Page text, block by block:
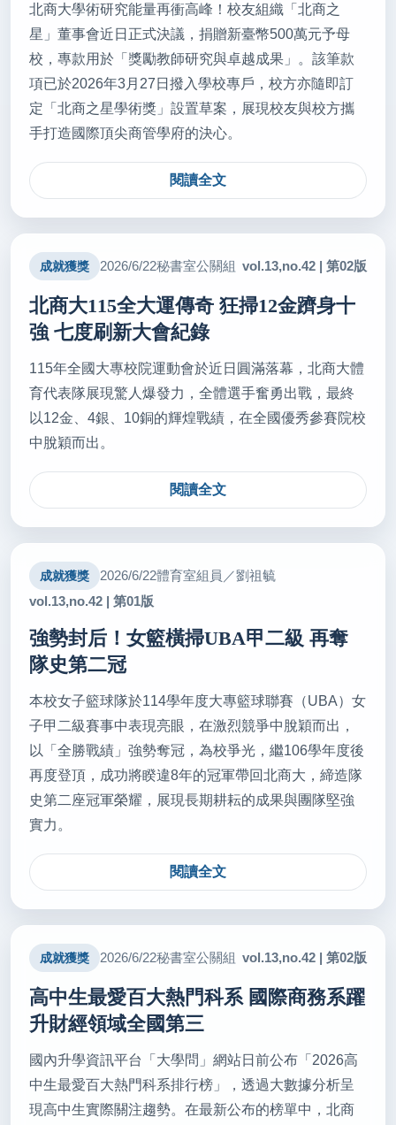
北商大學術研究能量再衝高峰！校友組織「北商之
星」董事會近日正式決議，捐贈新臺幣500萬元予母
校，專款用於「獎勵教師研究與卓越成果」。該筆款
項已於2026年3月27日撥入學校專戶，校方亦隨即訂
定「北商之星學術獎」設置草案，展現校友與校方攜
手打造國際頂尖商管學府的決心。
閱讀全文
成就獲獎 2026/6/22秘書室公關組 vol.13,no.42 | 第02版
北商大115全大運傳奇 狂掃12金躋身十
強 七度刷新大會紀錄
115年全國大專校院運動會於近日圓滿落幕，北商大體
育代表隊展現驚人爆發力，全體選手奮勇出戰，最終
以12金、4銀、10銅的輝煌戰績，在全國優秀參賽院校
中脫穎而出。
閱讀全文
成就獲獎 2026/6/22體育室組員／劉祖毓
vol.13,no.42 | 第01版
強勢封后！女籃橫掃UBA甲二級 再奪
隊史第二冠
本校女子籃球隊於114學年度大專籃球聯賽（UBA）女
子甲二級賽事中表現亮眼，在激烈競爭中脫穎而出，
以「全勝戰績」強勢奪冠，為校爭光，繼106學年度後
再度登頂，成功將睽違8年的冠軍帶回北商大，締造隊
史第二座冠軍榮耀，展現長期耕耘的成果與團隊堅強
實力。
閱讀全文
成就獲獎 2026/6/22秘書室公關組 vol.13,no.42 | 第02版
高中生最愛百大熱門科系 國際商務系躍
升財經領域全國第三
國內升學資訊平台「大學問」網站日前公布「2026高
中生最愛百大熱門科系排行榜」，透過大數據分析呈
現高中生實際關注趨勢。在最新公布的榜單中，北商